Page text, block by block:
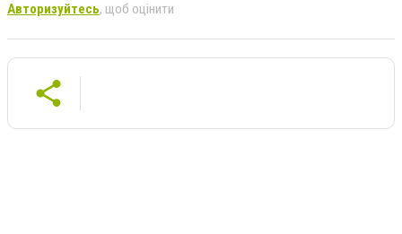
Авторизуйтесь, щоб оцінити